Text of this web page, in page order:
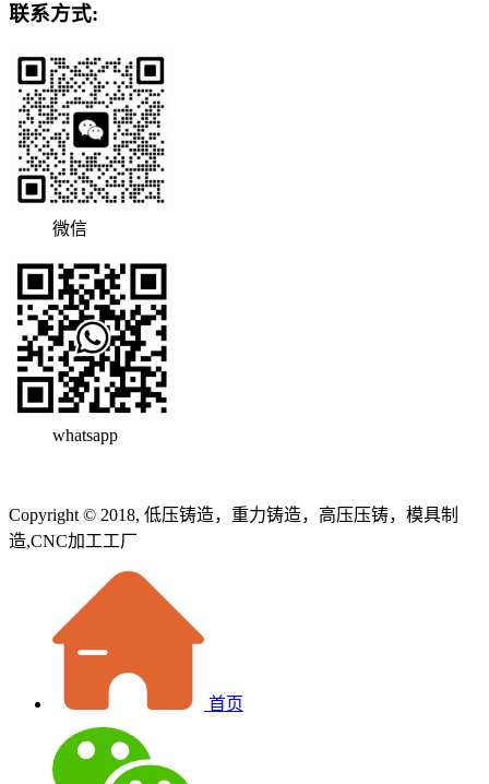
联系方式:
微信
whatsapp
Copyright © 2018, 低压铸造，重力铸造，高压压铸，模具制
造,CNC加工工厂
首页